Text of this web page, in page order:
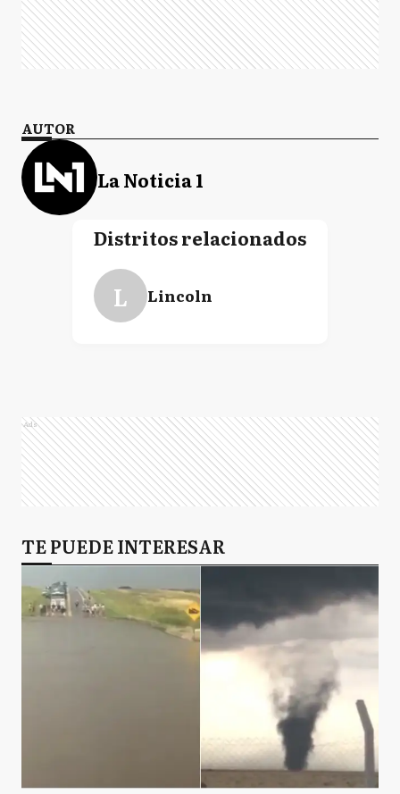
AUTOR
La Noticia 1
Distritos relacionados
L Lincoln
Ads
TE PUEDE INTERESAR